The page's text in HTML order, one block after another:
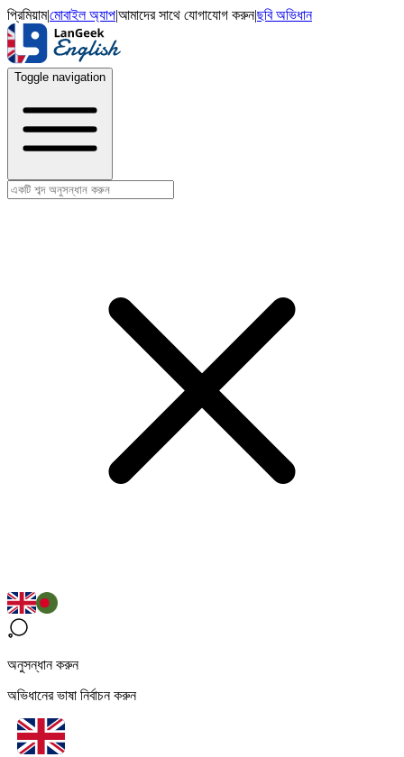
প্রিমিয়াম|মোবাইল অ্যাপ|আমাদের সাথে যোগাযোগ করুন|ছবি অভিধান
Toggle navigation
অনুসন্ধান করুন
অভিধানের ভাষা নির্বাচন করুন